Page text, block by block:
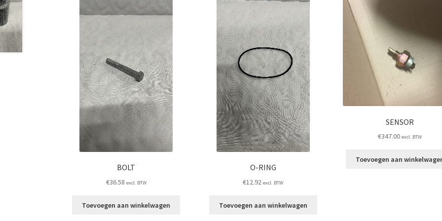
BOLT
€36.58 excl. BTW
Toevoegen aan winkelwagen
O-RING
€12.92 excl. BTW
Toevoegen aan winkelwagen
SENSOR
€347.00 excl. BTW
Toevoegen aan